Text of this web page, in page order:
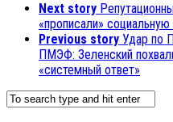
Next story
«прописали» социальную
Previous story Удар по
ПМЭФ: Зеленский
«системный ответ»